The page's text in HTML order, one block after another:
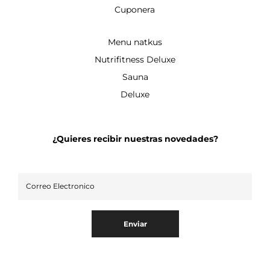
Cuponera
Menu natkus
Nutrifitness Deluxe
Sauna
Deluxe
¿Quieres recibir nuestras novedades?
Enviar